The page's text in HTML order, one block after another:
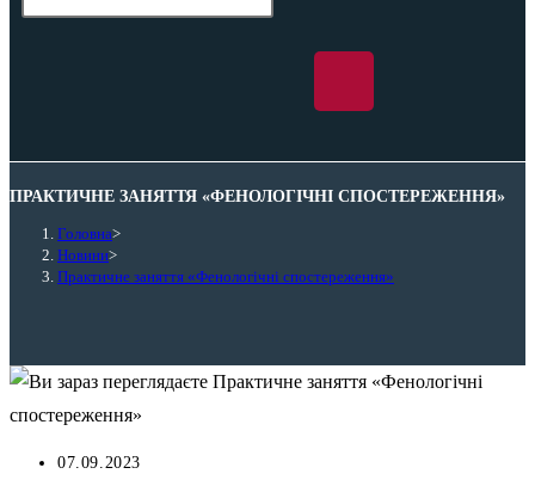
ПРАКТИЧНЕ ЗАНЯТТЯ «ФЕНОЛОГІЧНІ СПОСТЕРЕЖЕННЯ»
Головна>
Новини>
Практичне заняття «Фенологічні спостереження»
07.09.2023